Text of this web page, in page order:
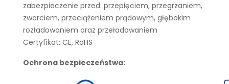
zabezpieczenie przed: przepięciem, przegrzaniem,
zwarciem, przeciążeniem prądowym, głębokim
rozładowaniem oraz przeładowaniem
Certyfikat: CE, RoHS
Ochrona bezpieczeństwa: